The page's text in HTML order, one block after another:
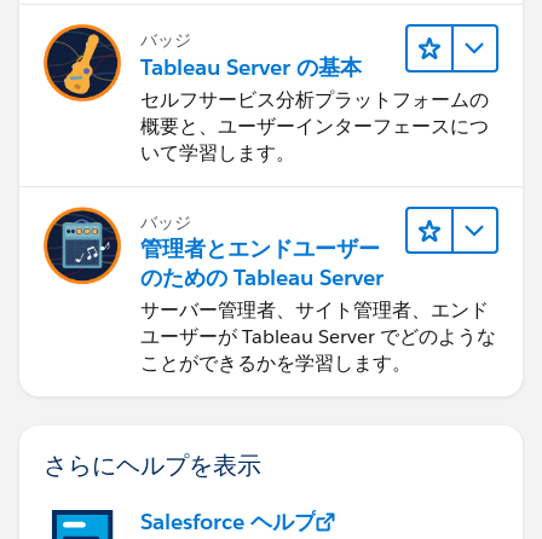
バッジ
Tableau Server の基本
セルフサービス分析プラットフォームの
概要と、ユーザーインターフェースにつ
いて学習します。
バッジ
管理者とエンドユーザー
のための Tableau Server
サーバー管理者、サイト管理者、エンド
ユーザーが Tableau Server でどのような
ことができるかを学習します。
さらにヘルプを表示
Salesforce ヘルプ